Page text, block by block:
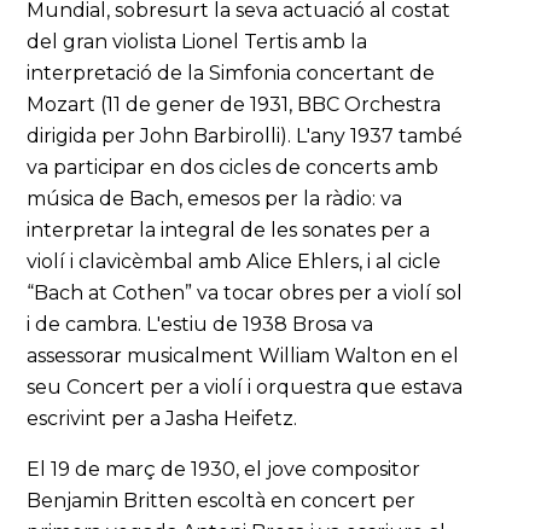
Mundial, sobresurt la seva actuació al costat
del gran violista Lionel Tertis amb la
interpretació de la Simfonia concertant de
Mozart (11 de gener de 1931, BBC Orchestra
dirigida per John Barbirolli). L'any 1937 també
va participar en dos cicles de concerts amb
música de Bach, emesos per la ràdio: va
interpretar la integral de les sonates per a
violí i clavicèmbal amb Alice Ehlers, i al cicle
“Bach at Cothen” va tocar obres per a violí sol
i de cambra. L'estiu de 1938 Brosa va
assessorar musicalment William Walton en el
seu Concert per a violí i orquestra que estava
escrivint per a Jasha Heifetz.
El 19 de març de 1930, el jove compositor
Benjamin Britten escoltà en concert per